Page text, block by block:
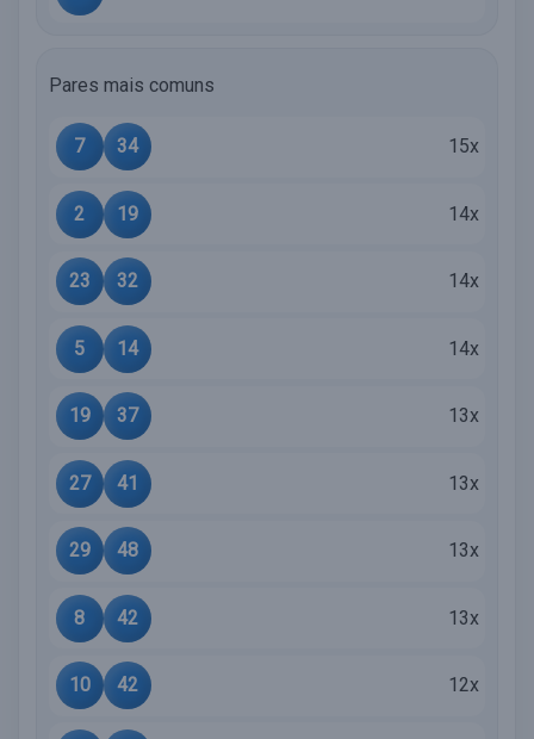
Pares mais comuns
7 34 15x
2 19 14x
23 32 14x
5 14 14x
19 37 13x
27 41 13x
29 48 13x
8 42 13x
10 42 12x